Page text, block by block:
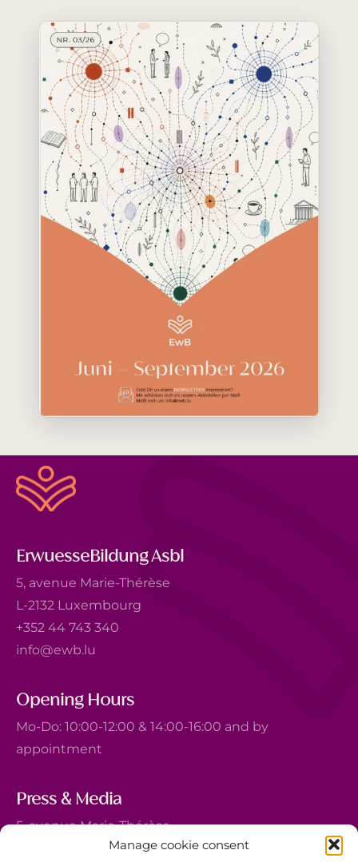
Manage cookie consent
ErwuesseBildung Asbl
5, avenue Marie-Thérèse
L-2132 Luxembourg
+352 44 743 340
info@ewb.lu
Opening Hours
Mo-Do: 10:00-12:00 & 14:00-16:00 and by
appointment
Press & Media
5, avenue Marie-Thérèse
L-2132 Luxembourg